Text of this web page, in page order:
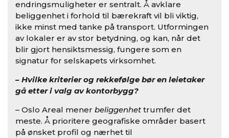
endringsmuligheter er sentralt. Å avklare
beliggenhet i forhold til bærekraft vil bli viktig,
ikke minst med tanke på transport. Utformingen
av lokaler er av stor betydning, og kan, når det
blir gjort hensiktsmessig, fungere som en
signatur for selskapets virksomhet.
– Hvilke kriterier og rekkefølge bør en leietaker
gå etter i valg av kontorbygg?
– Oslo Areal mener beliggenhet trumfer det
meste. Å prioritere geografiske områder basert
på ønsket profil og nærhet til